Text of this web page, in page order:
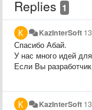
Replies 1
KazInterSoft
Спасибо Абай.
У нас много идей
Если Вы
KazInterSoft